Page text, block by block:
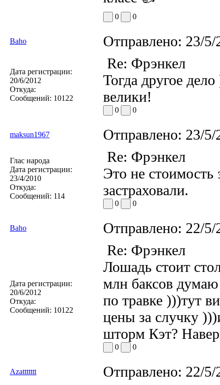
0 0
Baho Отправлено: 23/
Дата регистрации:
20/6/2012
Откуда:
Сообщений: 10122
Re: Фрэнкел
Тогда другое
велики!
0 0
maksun1967 Отправлено: 23/
Глас народа
Дата регистрации:
23/4/2010
Откуда:
Сообщений: 114
Re: Фрэнкел
Это не
застраховали.
0 0
Baho Отправлено: 22/
Дата регистрации:
20/6/2012
Откуда:
Сообщений: 10122
Re: Фрэнкел
Лошадь стоит
млн баксов думаю
по травке )))тут
цены за случку
шторм Кэт?
0 0
Azattttttt Отправлено: 22/